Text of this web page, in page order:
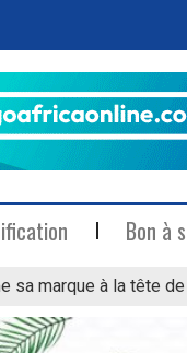
Bon à
sa marque à la tête